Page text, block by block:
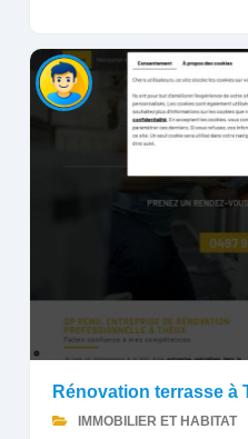
Rénovation terrasse à
IMMOBILIER ET HABITAT